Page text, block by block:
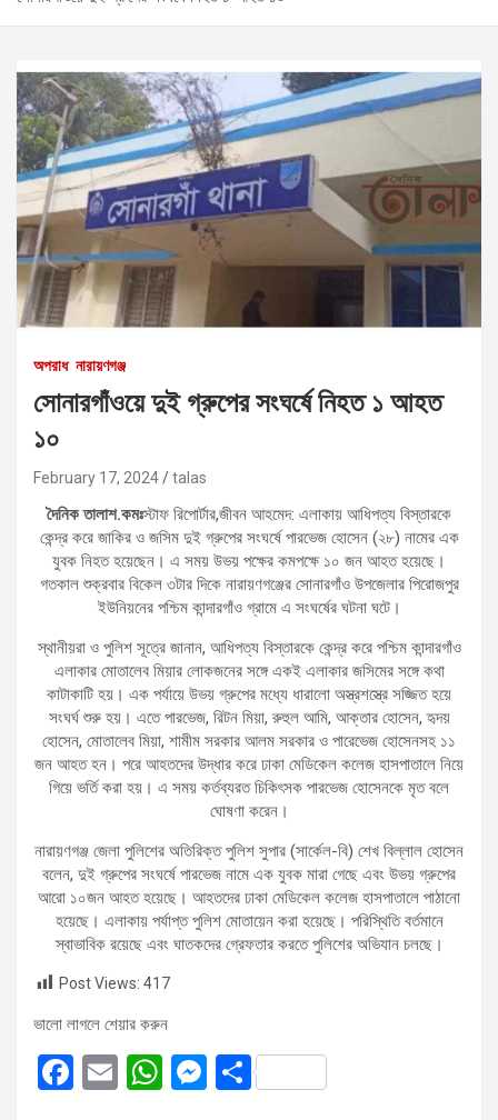
অপরাধ নারায়ণগঞ্জ
সোনারগাঁওয়ে দুই গ্রুপের সংঘর্ষে নিহত ১ আহত
১০
February 17, 2024 talas
দৈনিক তালাশ.কমঃস্টাফ রিপোর্টার,জীবন আহমেদ: এলাকায় আধিপত্য বিস্তারকে
কেন্দ্র করে জাকির ও জসিম দুই গ্রুপের সংঘর্ষে পারভেজ হোসেন (২৮) নামের এক
যুবক নিহত হয়েছেন। এ সময় উভয় পক্ষের কমপক্ষে ১০ জন আহত হয়েছে।
গতকাল শুক্রবার বিকেল ৩টার দিকে নারায়ণগঞ্জের সোনারগাঁও উপজেলার পিরোজপুর
ইউনিয়নের পশ্চিম কান্দারগাঁও গ্রামে এ সংঘর্ষের ঘটনা ঘটে।
স্থানীয়রা ও পুলিশ সূত্রে জানান, আধিপত্য বিস্তারকে কেন্দ্র করে পশ্চিম কান্দারগাঁও
এলাকার মোতালেব মিয়ার লোকজনের সঙ্গে একই এলাকার জসিমের সঙ্গে কথা
কাটাকাটি হয়। এক পর্যায়ে উভয় গ্রুপের মধ্যে ধারালো অস্ত্রশস্ত্রে সজ্জিত হয়ে
সংঘর্ঘ শুরু হয়। এতে পারভেজ, রিটন মিয়া, রুহুল আমি, আক্তার হোসেন, হৃদয়
হোসেন, মোতালেব মিয়া, শামীম সরকার আলম সরকার ও পারেভেজ হোসেনসহ ১১
জন আহত হন। পরে আহতদের উদ্ধার করে ঢাকা মেডিকেল কলেজ হাসপাতালে নিয়ে
গিয়ে ভর্তি করা হয়। এ সময় কর্তব্যরত চিকিৎসক পারভেজ হোসেনকে মৃত বলে
ঘোষণা করেন।
নারায়ণগঞ্জ জেলা পুলিশের অতিরিক্ত পুলিশ সুপার (সার্কেল-বি) শেখ বিল্লাল হোসেন
বলেন, দুই গ্রুপের সংঘর্ষে পারভেজ নামে এক যুবক মারা গেছে এবং উভয় গ্রুপের
আরো ১০জন আহত হয়েছে। আহতদের ঢাকা মেডিকেল কলেজ হাসপাতালে পাঠানো
হয়েছে। এলাকায় পর্যাপ্ত পুলিশ মোতায়েন করা হয়েছে। পরিস্থিতি বর্তমানে
স্বাভাবিক রয়েছে এবং ঘাতকদের গ্রেফতার করতে পুলিশের অভিযান চলছে।
Post Views: 417
ভালো লাগলে শেয়ার করুন
F
E
W M S